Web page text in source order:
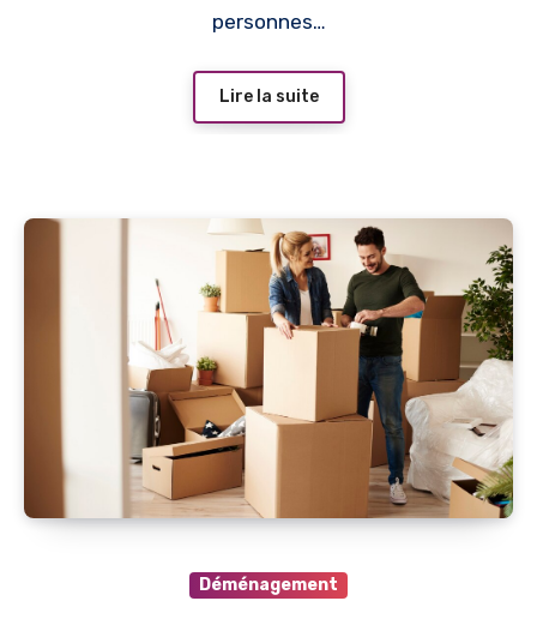
personnes…
Lire la suite
Déménagement